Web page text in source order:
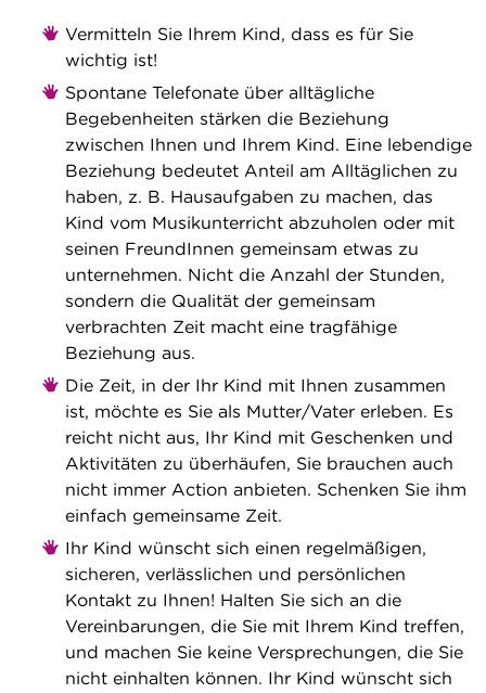
Vermitteln Sie Ihrem Kind, dass es für Sie
wichtig ist!
Spontane Telefonate über alltägliche
Begebenheiten stärken die Beziehung
zwischen Ihnen und Ihrem Kind. Eine lebendige
Beziehung bedeutet Anteil am Alltäglichen zu
haben, z. B. Hausaufgaben zu machen, das
Kind vom Musikunterricht abzuholen oder mit
seinen FreundInnen gemeinsam etwas zu
unternehmen. Nicht die Anzahl der Stunden,
sondern die Qualität der gemeinsam
verbrachten Zeit macht eine tragfähige
Beziehung aus.
Die Zeit, in der Ihr Kind mit Ihnen zusammen
ist, möchte es Sie als Mutter/Vater erleben. Es
reicht nicht aus, Ihr Kind mit Geschenken und
Aktivitäten zu überhäufen, Sie brauchen auch
nicht immer Action anbieten. Schenken Sie ihm
einfach gemeinsame Zeit.
Ihr Kind wünscht sich einen regelmäßigen,
sicheren, verlässlichen und persönlichen
Kontakt zu Ihnen! Halten Sie sich an die
Vereinbarungen, die Sie mit Ihrem Kind treffen,
und machen Sie keine Versprechungen, die Sie
nicht einhalten können. Ihr Kind wünscht sich